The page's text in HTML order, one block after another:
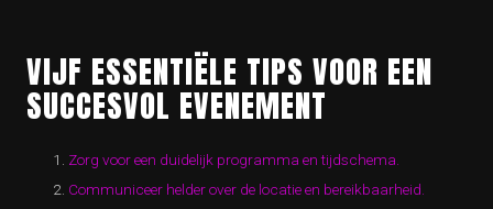
VIJF ESSENTIËLE TIPS VOOR EEN
SUCCESVOL EVENEMENT
Zorg voor een duidelijk programma en tijdschema.
Communiceer helder over de locatie en bereikbaarheid.